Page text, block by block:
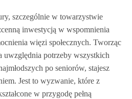
szczególnie w towarzystwie
inwestycją w wspomnienia
więzi społecznych. Tworząc
uwzględnia potrzeby wszystkich
po seniorów, stajesz
Jest to wyzwanie, które z
w przygodę pełną